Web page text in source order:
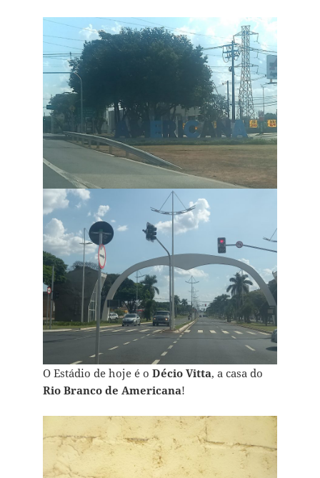
O Estádio de hoje é o Décio Vitta, a casa do
Rio Branco de Americana!